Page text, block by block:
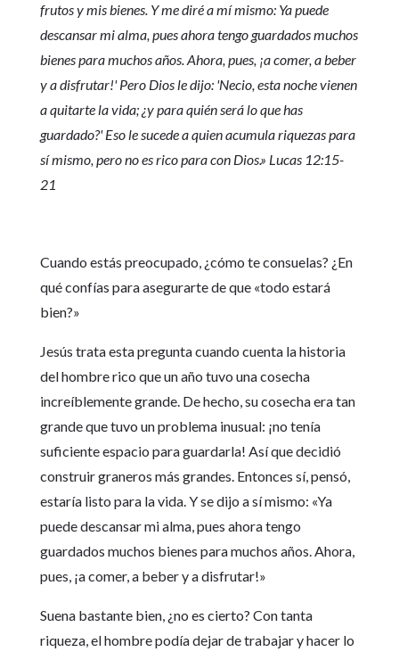
frutos y mis bienes. Y me diré a mí mismo: Ya puede
descansar mi alma, pues ahora tengo guardados muchos
bienes para muchos años. Ahora, pues, ¡a comer, a beber
y a disfrutar!' Pero Dios le dijo: 'Necio, esta noche vienen
a quitarte la vida; ¿y para quién será lo que has
guardado?' Eso le sucede a quien acumula riquezas para
sí mismo, pero no es rico para con Dios.» Lucas 12:15-
21
Cuando estás preocupado, ¿cómo te consuelas? ¿En
qué confías para asegurarte de que «todo estará
bien?»
Jesús trata esta pregunta cuando cuenta la historia
del hombre rico que un año tuvo una cosecha
increíblemente grande. De hecho, su cosecha era tan
grande que tuvo un problema inusual: ¡no tenía
suficiente espacio para guardarla! Así que decidió
construir graneros más grandes. Entonces sí, pensó,
estaría listo para la vida. Y se dijo a sí mismo: «Ya
puede descansar mi alma, pues ahora tengo
guardados muchos bienes para muchos años. Ahora,
pues, ¡a comer, a beber y a disfrutar!»
Suena bastante bien, ¿no es cierto? Con tanta
riqueza, el hombre podía dejar de trabajar y hacer lo